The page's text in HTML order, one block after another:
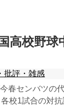
高校野球
批評・雑感
春センバツの
校1試合の対